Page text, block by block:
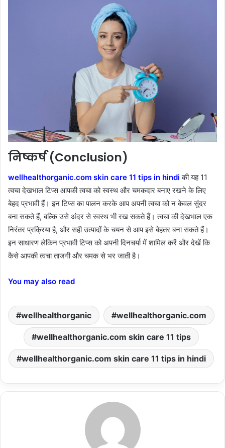
निष्कर्ष (Conclusion)
wellhealthorganic.com skin care 11 tips in hindi की यह 11
त्वचा देखभाल टिप्स आपकी त्वचा को स्वस्थ और चमकदार बनाए रखने के लिए
बेहद प्रभावी हैं। इन टिप्स का पालन करके आप अपनी त्वचा को न केवल सुंदर
बना सकते हैं, बल्कि उसे अंदर से स्वस्थ भी रख सकते हैं। त्वचा की देखभाल एक
निरंतर प्रक्रिया है, और सही उत्पादों के चयन से आप इसे बेहतर बना सकते हैं।
इन साधारण लेकिन प्रभावी टिप्स को अपनी दिनचर्या में शामिल करें और देखें कि
कैसे आपकी त्वचा ताजगी और चमक से भर जाती है।
You may also read
wellhealthorganic wellhealthorganic.com
wellhealthorganic.com skin care 11 tips
wellhealthorganic.com skin care 11 tips in hindi